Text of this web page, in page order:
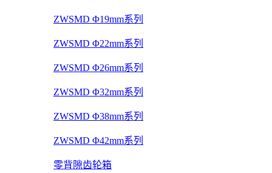
ZWSMD Φ19mm系列
ZWSMD Φ22mm系列
ZWSMD Φ26mm系列
ZWSMD Φ32mm系列
ZWSMD Φ38mm系列
ZWSMD Φ42mm系列
零背隙齿轮箱